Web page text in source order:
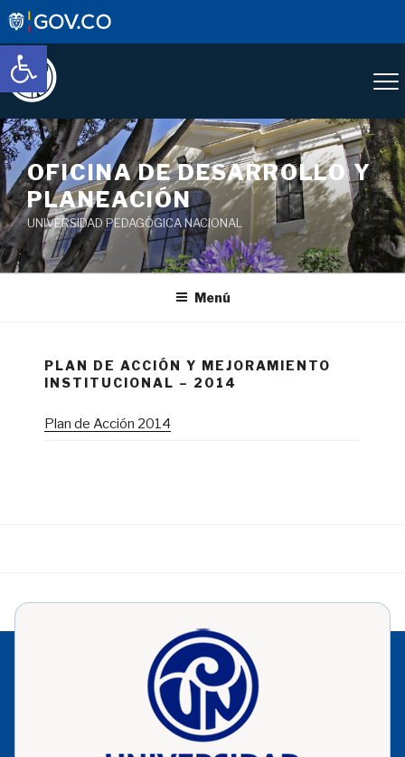
Abrir barra de herramientas
OFICINA DE DESARROLLO Y
PLANEACIÓN
UNIVERSIDAD PEDAGÓGICA NACIONAL
Menú
PLAN DE ACCIÓN Y MEJORAMIENTO
INSTITUCIONAL – 2014
Plan de Acción 2014